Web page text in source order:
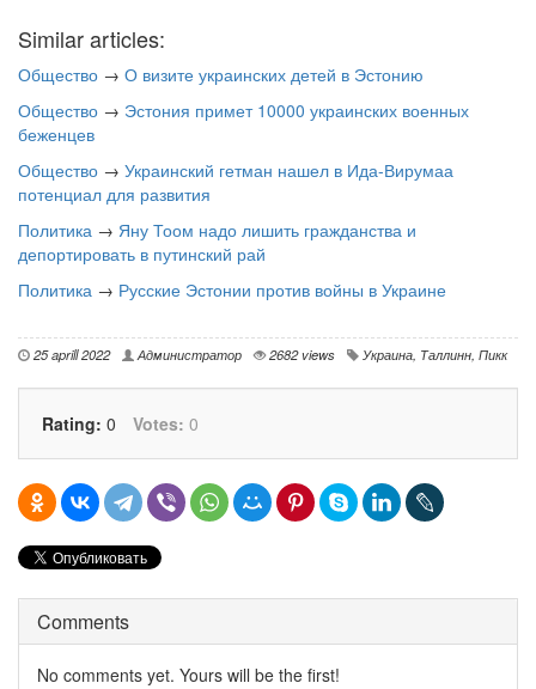
Similar articles:
Общество → О визите украинских детей в Эстонию
Общество → Эстония примет 10000 украинских военных
беженцев
Общество → Украинский гетман нашел в Ида-Вирумаа
потенциал для развития
Политика → Яну Тоом надо лишить гражданства и
депортировать в путинский рай
Политика → Русские Эстонии против войны в Украине
25 aprill 2022 Администратор 2682 views Украина, Таллинн, Пикк
Rating: 0 Votes: 0
Comments
No comments yet. Yours will be the first!